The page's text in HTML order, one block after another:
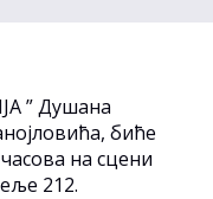
” Душана
биће
на сцени
212.